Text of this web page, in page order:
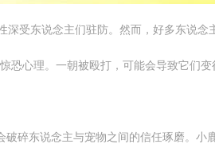
受东说念主们驻防。然而，好多东说
心理。一朝被殴打，可能会导致它们
破碎东说念主与宠物之间的信任琢磨。小